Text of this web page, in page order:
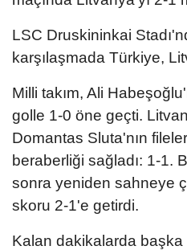
LSC Druskininkai
karşılaşmada Türkiye,
Milli takım, Ali
golle 1-0 öne geçti.
Domantas Sluta'nın
beraberliği sağladı: 1-1.
sonra yeniden sahneye
skoru 2-1'e getirdi.
Kalan dakikalarda başka